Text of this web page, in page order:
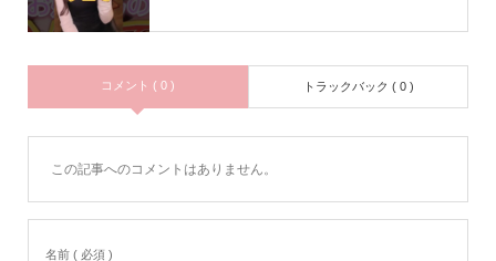
コメント ( 0 ) トラックバック ( 0 )
この記事へのコメントはありません。
名前 ( 必須 )